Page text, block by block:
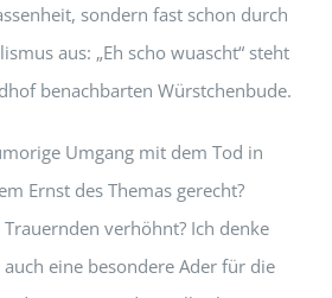
sondern fast schon durch
aus: „Eh scho wuascht“ steht
benachbarten Würstchenbude.
Umgang mit dem Tod in
Ernst des Themas gerecht?
verhöhnt? Ich denke
eine besondere Ader für die